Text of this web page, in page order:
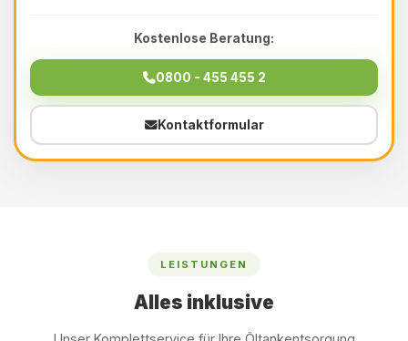
Kostenlose Beratung:
0800 - 455 455 2
Kontaktformular
LEISTUNGEN
Alles inklusive